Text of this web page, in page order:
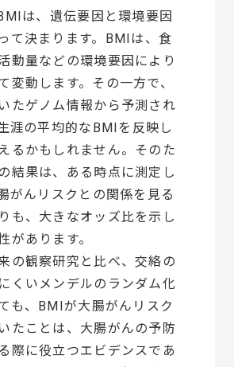
は、遺伝要因と環境要因
て決まります。BMIは、食
動量などの環境要因により
変動します。その一方で、
たゲノム情報から予測され
涯の平均的なBMIを反映し
るかもしれません。そのた
結果は、ある時点に測定し
がんリスクとの関係を見る
も、大きなオッズ比を示し
があります。
の観察研究と比べ、交絡の
くいメンデルのランダム化
も、BMIが大腸がんリスク
たことは、大腸がんの予防
際に役立つエビデンスであ